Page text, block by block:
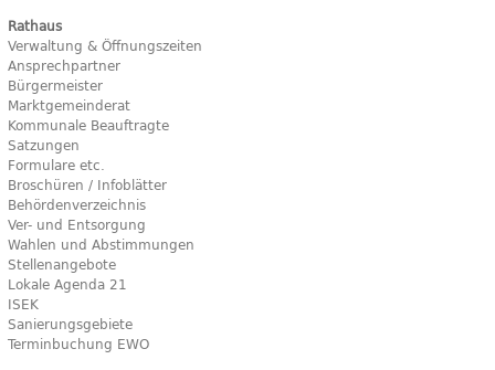
Rathaus
Verwaltung & Öffnungszeiten
Ansprechpartner
Bürgermeister
Marktgemeinderat
Kommunale Beauftragte
Satzungen
Formulare etc.
Broschüren / Infoblätter
Behördenverzeichnis
Ver- und Entsorgung
Wahlen und Abstimmungen
Stellenangebote
Lokale Agenda 21
ISEK
Sanierungsgebiete
Terminbuchung EWO